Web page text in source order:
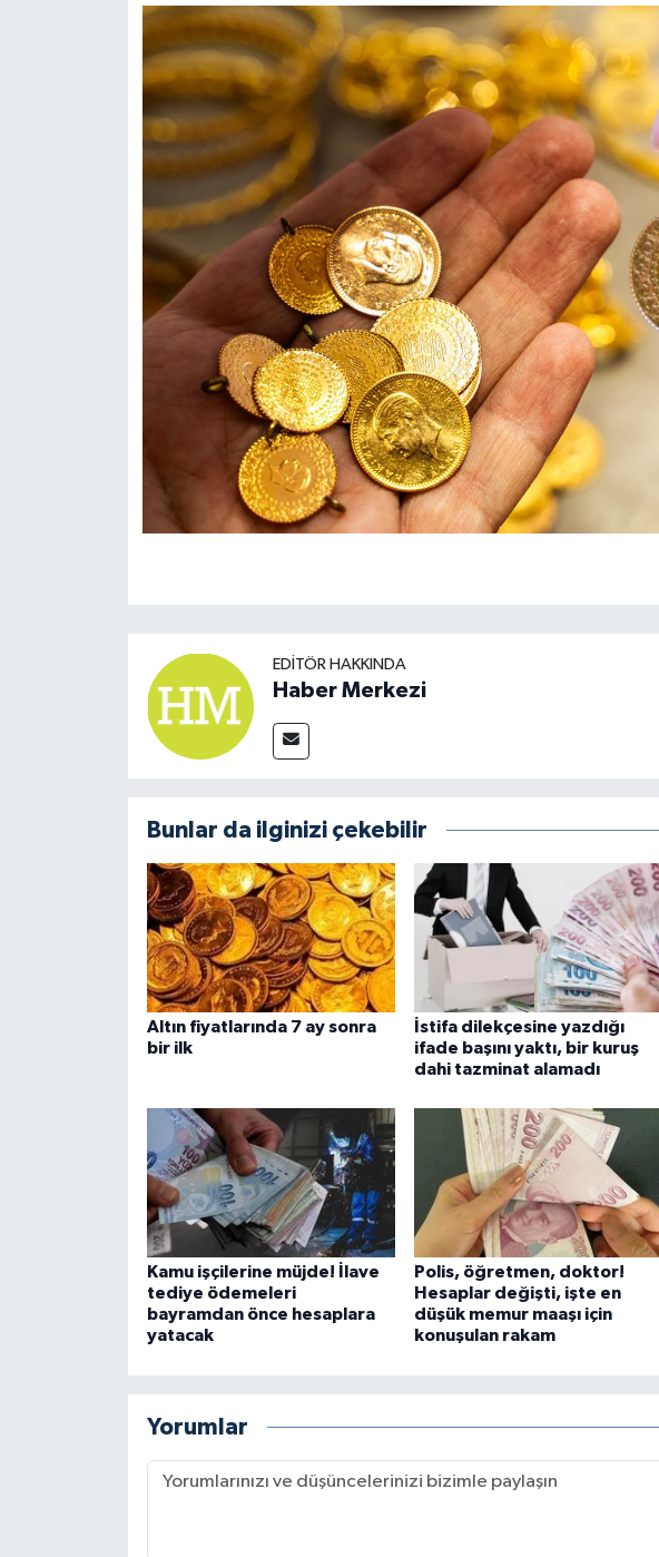
EDITÖR HAKKINDA
Haber Merkezi
Bunlar da ilginizi çekebilir
Altın fiyatlarında 7 ay sonra
bir ilk
İstifa dilekçesine yazdığı
ifade başını yaktı, bir kuruş
dahi tazminat alamadı
Kamu işçilerine müjde! İlave
tediye ödemeleri
bayramdan önce hesaplara
yatacak
Polis, öğretmen, doktor!
Hesaplar değişti, işte en
düşük memur maaşı için
konuşulan rakam
Yorumlar